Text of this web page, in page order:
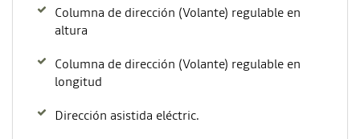
Columna de dirección (Volante) regulable en
altura
Columna de dirección (Volante) regulable en
longitud
Dirección asistida eléctric.